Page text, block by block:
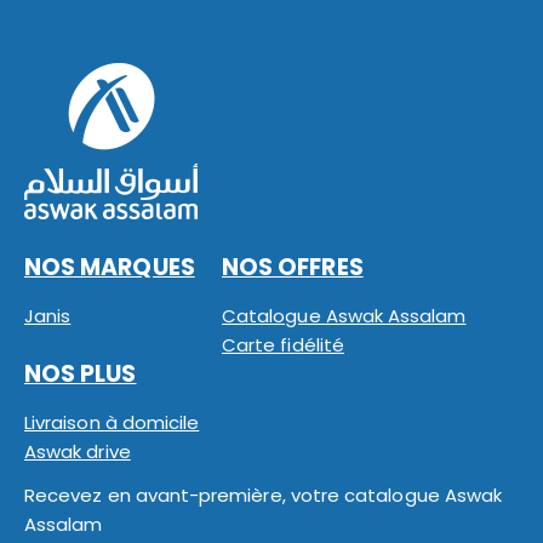
NOS MARQUES
Janis
NOS OFFRES
Catalogue Aswak Assalam
Carte fidélité
NOS PLUS
Livraison à domicile
Aswak drive
Recevez en avant-première, votre catalogue Aswak
Assalam